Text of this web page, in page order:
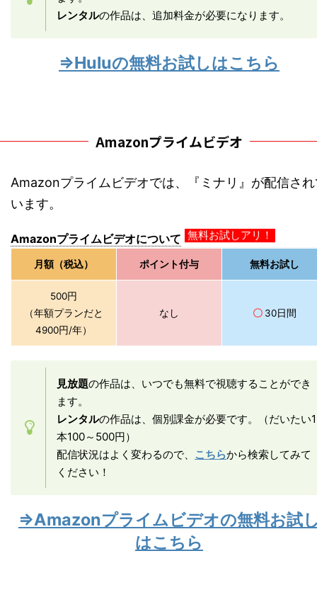
レンタルの作品は、追加料金が必要になります。
⇒Huluの無料お試しはこちら
Amazonプライムビデオ
Amazonプライムビデオでは、『ミナリ』が配信さ
います。
Amazonプライムビデオについて 無料お試しアリ！
月額（税込） ポイント付与 無料お試し
500円
（年額プランだと
4900円/年）
なし 〇 30日間
見放題の作品は、いつでも無料で視聴することができ
ます。
レンタルの作品は、個別課金が必要です。（だいたい1
本100～500円）
配信状況はよく変わるので、 こちらから検索してみて
ください！
⇒Amazonプライムビデオの無料お試
はこちら